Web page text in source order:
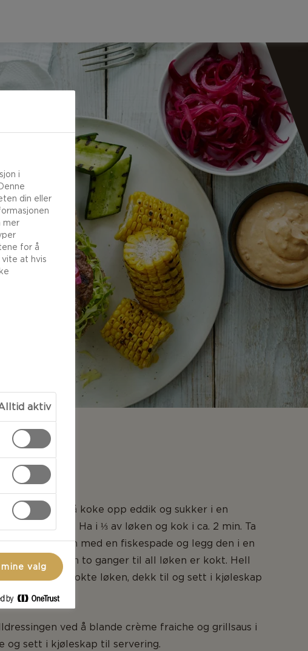
rødløk ved å koke opp eddik og sukker i en
kasserolle. Ha i ⅓ av løken og kok i ca. 2 min. Ta
av kasserollen med en fiskespade og legg den i en
prosessen to ganger til all løken er kokt. Hell
over den kokte løken, dekk til og sett i kjøleskap
ved å blande crème fraiche og grillsaus i
og sett i kjøleskap til servering.
i
din eller
mer
for å
at hvis
aktiv
valg